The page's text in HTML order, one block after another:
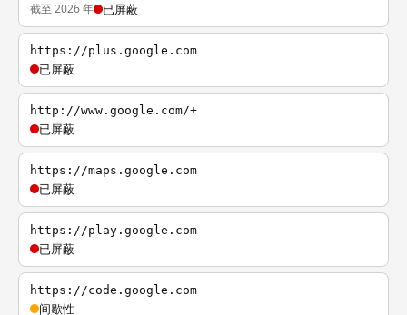
截至 2026 年 已屏蔽
https://plus.google.com
已屏蔽
http://www.google.com/+
已屏蔽
https://maps.google.com
已屏蔽
https://play.google.com
已屏蔽
https://code.google.com
间歇性